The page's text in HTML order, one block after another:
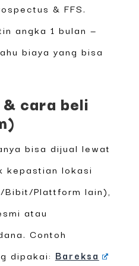
& FFS.
angka 1 bulan —
biaya yang bisa
cara beli
bisa dijual lewat
kepastian lokasi
Plattform lain),
atau
Contoh
dipakai: Bareksa